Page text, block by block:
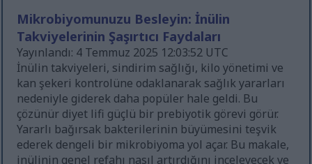
Mikrobiyomunuzu Besleyin: İnülin
Takviyelerinin Şaşırtıcı Faydaları
Yayınlandı: 4 Temmuz 2025 12:03:52 UTC
İnülin takviyeleri, sindirim sağlığı, kilo yönetimi ve
kan şekeri kontrolüne odaklanarak sağlık yararları
nedeniyle giderek daha popüler hale geldi. Bu
çözünür diyet lifi güçlü bir prebiyotik görevi görür.
Yararlı bağırsak bakterilerinin büyümesini teşvik
ederek dengeli bir mikrobiyoma yol açar. Bu makale,
inülinin genel refahı nasıl artırdığını inceleyecek ve